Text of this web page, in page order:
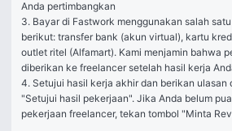
Anda pertimbangkan
3. Bayar di Fastwork menggunakan salah
berikut: transfer bank (akun virtual), kartu
outlet ritel (Alfamart). Kami menjamin bahwa
diberikan ke freelancer setelah hasil kerja
4. Setujui hasil kerja akhir dan berikan ulasan
"Setujui hasil pekerjaan". Jika Anda belum
pekerjaan freelancer, tekan tombol "Minta